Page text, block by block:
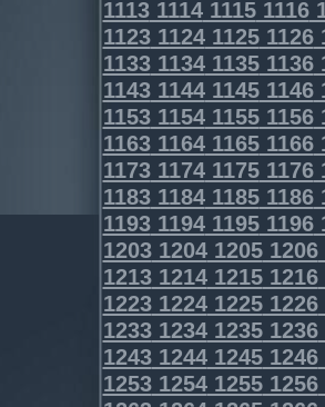
1113111411151116
1123112411251126
1133113411351136
1143114411451146
1153115411551156
1163116411651166
1173117411751176
1183118411851186
1193119411951196
1203120412051206
1213121412151216
1223122412251226
1233123412351236
1243124412451246
1253125412551256